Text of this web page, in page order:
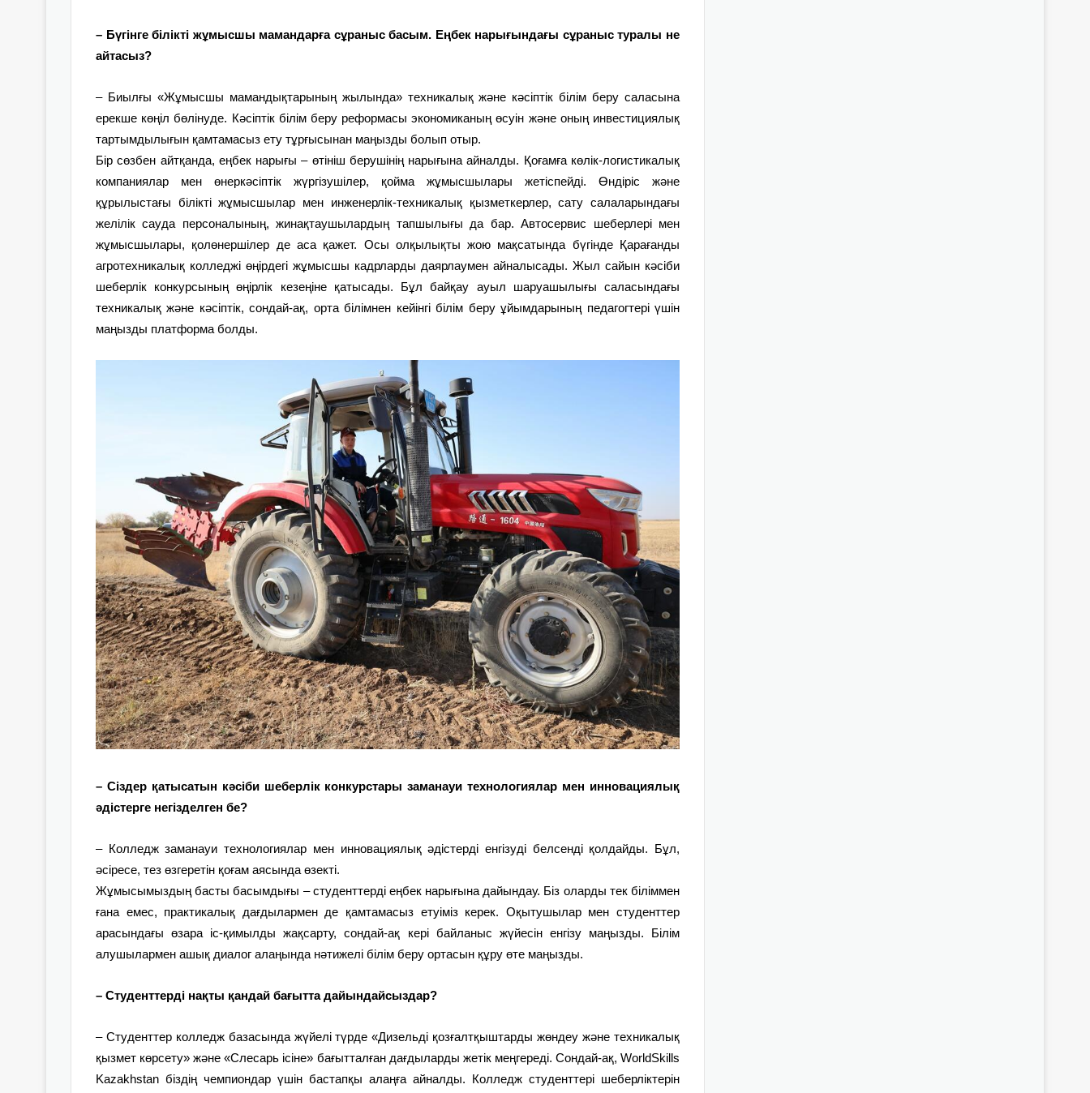
– Бүгінге білікті жұмысшы мамандарға сұраныс басым. Еңбек нарығындағы сұраныс туралы не
айтасыз?
– Биылғы «Жұмысшы мамандықтарының жылында» техникалық және кәсіптік білім беру саласына
ерекше көңіл бөлінуде. Кәсіптік білім беру реформасы экономиканың өсуін және оның инвестициялық
тартымдылығын қамтамасыз ету тұрғысынан маңызды болып отыр.
Бір сөзбен айтқанда, еңбек нарығы – өтініш берушінің нары­ғына айналды. Қоғамға көлік-логистикалық
компаниялар мен өнер­кәсіптік жүргізушілер, қойма жұмысшылары жетіспейді. Өндіріс және
құрылыстағы білікті жұмысшылар мен инженерлік-тех­никалық қызметкерлер, сату салаларындағы
желілік сауда персоналының, жинақтаушылардың тап­шылығы да бар. Автосервис шеберлері мен
жұмысшылары, қол­өнершілер де аса қажет. Осы олқылықты жою мақсатында бүгінде Қарағанды
агротехникалық колледжі өңірдегі жұмысшы кадрларды даярлаумен айналысады. Жыл сайын кәсіби
шеберлік конкурсының өңірлік кезеңіне қа­тысады. Бұл байқау ауыл шаруа­шылығы саласындағы
техникалық және кәсіптік, сондай-ақ, орта білімнен кейінгі білім беру ұйымдарының педагогтері үшін
маңызды платформа болды.
– Сіздер қатысатын кәсіби шеберлік конкурстары заманауи технологиялар мен инновация­лық
әдістерге негізделген бе?
– Колледж заманауи технологиялар мен инновациялық әдіс­терді енгізуді белсенді қолдайды. Бұл,
әсіресе, тез өзгеретін қоғам аясында өзекті.
Жұмысымыздың басты басымдығы – студенттерді еңбек нарығына дайындау. Біз оларды тек біліммен
ғана емес, практикалық дағдылармен де қамтамасыз етуіміз керек. Оқытушылар мен студенттер
арасындағы өзара іс-қимылды жақсарту, сондай-ақ кері байланыс жүйесін енгізу маңызды. Білім
алушылармен ашық диалог алаңында нәтижелі білім беру ортасын құру өте ма­ңыз­ды.
– Студенттерді нақты қандай бағытта дайындайсыздар?
– Студенттер колледж базасында жүйелі түрде «Дизельді қозғалтқыштарды жөндеу және техникалық
қызмет көрсету» және «Слесарь ісіне» бағытталған дағдыларды жетік меңгереді. Сондай-ақ, WorldSkills
Kazakhstan біздің чемпиондар үшін бастапқы алаңға айналды. Колледж студенттері шеберліктерін